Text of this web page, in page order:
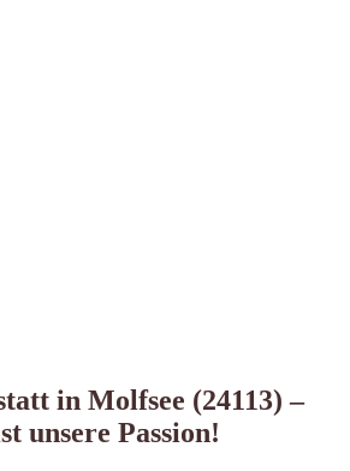
in Molfsee (24113) –
unsere Passion!